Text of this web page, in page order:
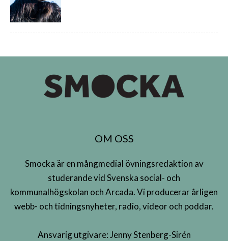
OM OSS
Smocka är en mångmedial övningsredaktion av
studerande vid Svenska social- och
kommunalhögskolan och Arcada. Vi producerar årligen
webb- och tidningsnyheter, radio, videor och poddar.
Ansvarig utgivare: Jenny Stenberg-Sirén